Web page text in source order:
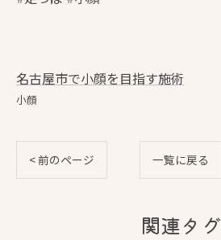
名古屋市で小顔を目指す施術
小顔
< 前のページ 一覧に戻る
関連タグ